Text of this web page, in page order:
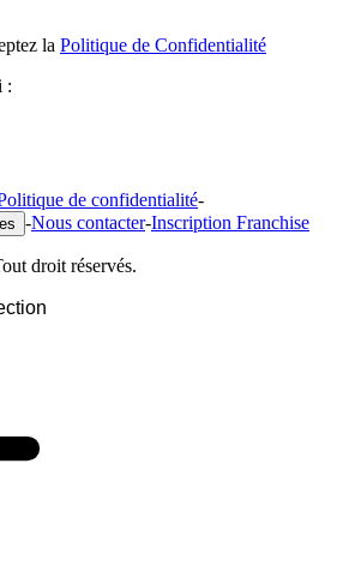
la Politique de Confidentialité
:
de confidentialité-
-Nous contacter-Inscription Franchise
droit réservés.